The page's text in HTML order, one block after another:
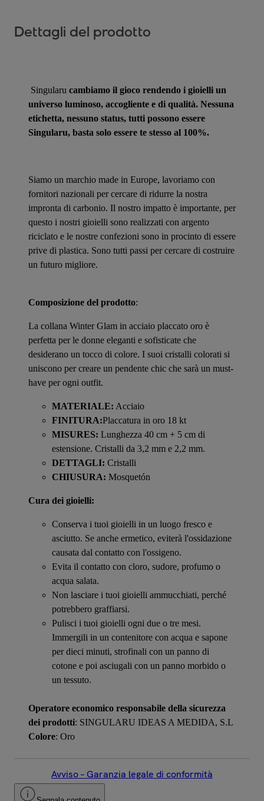
Dettagli del prodotto
Singularu cambiamo il gioco rendendo i gioielli un
universo luminoso, accogliente e di qualità. Nessuna
etichetta, nessuno status, tutti possono essere
Singularu, basta solo essere te stesso al 100%.
Siamo un marchio made in Europe, lavoriamo con
fornitori nazionali per cercare di ridurre la nostra
impronta di carbonio. Il nostro impatto è importante, per
questo i nostri gioielli sono realizzati con argento
riciclato e le nostre confezioni sono in procinto di essere
prive di plastica. Sono tutti passi per cercare di costruire
un futuro migliore.
Composizione del prodotto:
La collana Winter Glam in acciaio placcato oro è
perfetta per le donne eleganti e sofisticate che
desiderano un tocco di colore. I suoi cristalli colorati si
uniscono per creare un pendente chic che sarà un must-
have per ogni outfit.
MATERIALE: Acciaio
FINITURA:Placcatura in oro 18 kt
MISURES: Lunghezza 40 cm + 5 cm di
estensione. Cristalli da 3,2 mm e 2,2 mm.
DETTAGLI: Cristalli
CHIUSURA: Mosquetón
Cura dei gioielli:
Conserva i tuoi gioielli in un luogo fresco e
asciutto. Se anche ermetico, eviterà l'ossidazione
causata dal contatto con l'ossigeno.
Evita il contatto con cloro, sudore, profumo o
acqua salata.
Non lasciare i tuoi gioielli ammucchiati, perché
potrebbero graffiarsi.
Pulisci i tuoi gioielli ogni due o tre mesi.
Immergili in un contenitore con acqua e sapone
per dieci minuti, strofinali con un panno di
cotone e poi asciugali con un panno morbido o
un tessuto.
Operatore economico responsabile della sicurezza
dei prodotti: SINGULARU IDEAS A MEDIDA, S.L
Colore: Oro
Avviso – Garanzia legale di conformità